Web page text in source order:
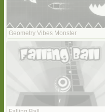
Geometry Vibes Monster